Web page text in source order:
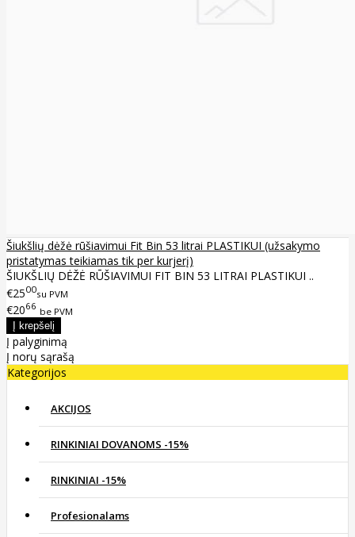
Šiukšlių dėžė rūšiavimui Fit Bin 53 litrai PLASTIKUI (užsakymo
pristatymas teikiamas tik per kurjerį)
ŠIUKŠLIŲ DĖŽĖ RŪŠIAVIMUI FIT BIN 53 LITRAI PLASTIKUI ..
€2500su PVM
€2066 be PVM
Į palyginimą
Į norų sąrašą
Kategorijos
AKCIJOS
RINKINIAI DOVANOMS -15%
RINKINIAI -15%
Profesionalams